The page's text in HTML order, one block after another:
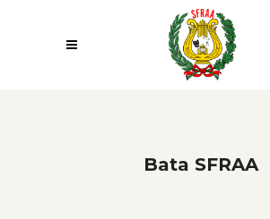
Bata SFRAA